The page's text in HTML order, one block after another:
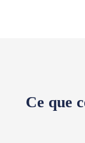
Ce que